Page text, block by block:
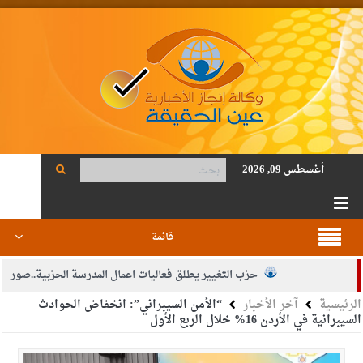
أغسطس 09, 2026
قائمة
حزب التغيير يطلق فعاليات اعمال المدرسة الحزبية..صور
الجيش يفتح باب التجنيد لحملة البكالوريوس في الحقوق والقانون
بيان اجتماع عمّان:دعم الوصاية الهاشمية التاريخية على المقدسات
الرئيسية آخر الأخبار “الأمن السيبراني”: انخفاض الحوادث
السيبرانية في الأردن 16% خلال الربع الأول